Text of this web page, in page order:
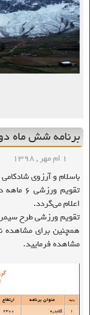
برنامه شش ماه
۱ ام مهر , ۱۳۹۸
باسلام و آرزوی شادکامی
تقویم
اعلام می‌گردد.
تقویم ورزشی طرح
همچنین برای مشاهده
مشاهده فرمایید.